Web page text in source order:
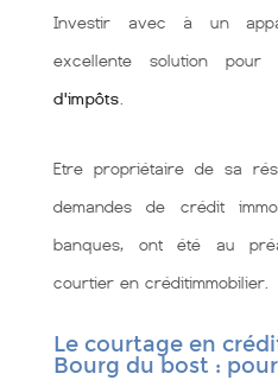
Investir avec à un
excellente solution
d'impôts
Etre propriétaire de sa
demandes de crédit
banques, ont été au
courtier en créditimmobilier.
Le courtage en
Bourg du bost :